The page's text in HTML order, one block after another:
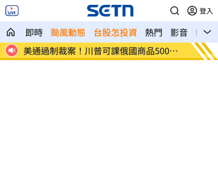
登入
即時 颱風動態 台股怎投資 熱門 影音
熱搜
日本銀髮族瘋工作 逾4成想做到80歲
解散
場